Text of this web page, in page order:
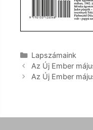
Kategória
Lapszámaink
Az Új Ember
Az Új Ember